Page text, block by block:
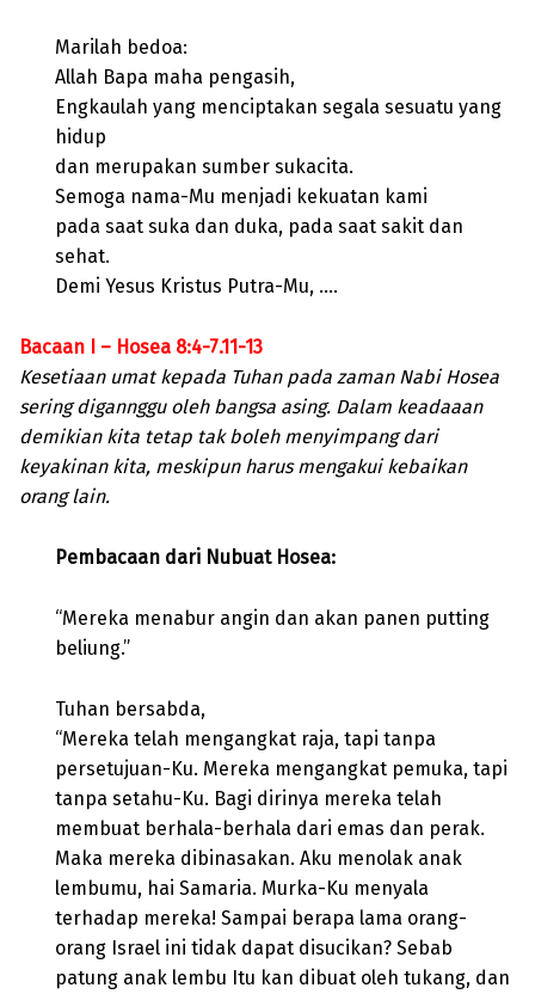
Marilah bedoa:
Allah Bapa maha pengasih,
Engkaulah yang menciptakan segala sesuatu yang
hidup
dan merupakan sumber sukacita.
Semoga nama-Mu menjadi kekuatan kami
pada saat suka dan duka, pada saat sakit dan
sehat.
Demi Yesus Kristus Putra-Mu, ….
Bacaan I – Hosea 8:4-7.11-13
Kesetiaan umat kepada Tuhan pada zaman Nabi Hosea
sering digannggu oleh bangsa asing. Dalam keadaaan
demikian kita tetap tak boleh menyimpang dari
keyakinan kita, meskipun harus mengakui kebaikan
orang lain.
Pembacaan dari Nubuat Hosea:
“Mereka menabur angin dan akan panen putting
beliung.”
Tuhan bersabda,
“Mereka telah mengangkat raja, tapi tanpa
persetujuan-Ku. Mereka mengangkat pemuka, tapi
tanpa setahu-Ku. Bagi dirinya mereka telah
membuat berhala-berhala dari emas dan perak.
Maka mereka dibinasakan. Aku menolak anak
lembumu, hai Samaria. Murka-Ku menyala
terhadap mereka! Sampai berapa lama orang-
orang Israel ini tidak dapat disucikan? Sebab
patung anak lembu Itu kan dibuat oleh tukang, dan